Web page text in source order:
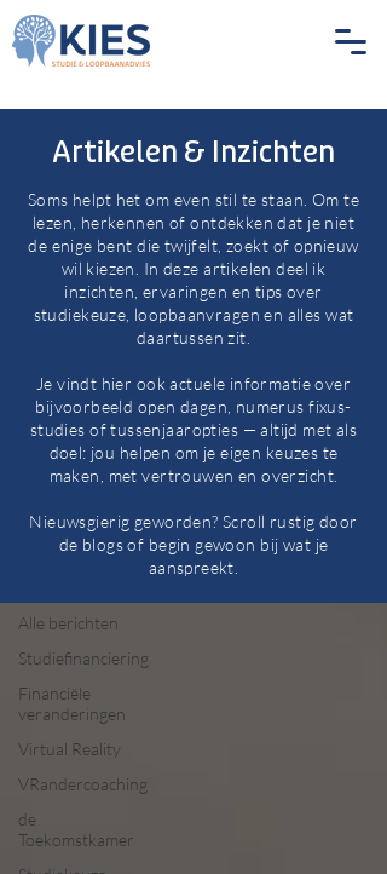
Blog
Alle berichten
Studiefinanciering
Financiële
veranderingen
Virtual Reality
VRandercoaching
de
Toekomstkamer
Artikelen & Inzichten
Soms helpt het om even stil te staan. Om te
lezen, herkennen of ontdekken dat je niet
de enige bent die twijfelt, zoekt of opnieuw
wil kiezen. In deze artikelen deel ik
inzichten, ervaringen en tips over
studiekeuze, loopbaanvragen en alles wat
daartussen zit.
Je vindt hier ook actuele informatie over
bijvoorbeeld open dagen, numerus fixus-
studies of tussenjaaropties — altijd met als
doel: jou helpen om je eigen keuzes te
maken, met vertrouwen en overzicht.
Nieuwsgierig geworden? Scroll rustig door
de blogs of begin gewoon bij wat je
aanspreekt.